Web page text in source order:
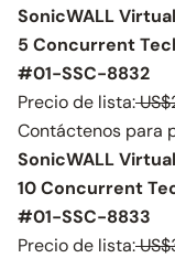
SonicWALL
5 Concurrent
#01-SSC-8832
Precio de lista:
Contáctenos para
SonicWALL
10 Concurrent
#01-SSC-8833
Precio de lista: